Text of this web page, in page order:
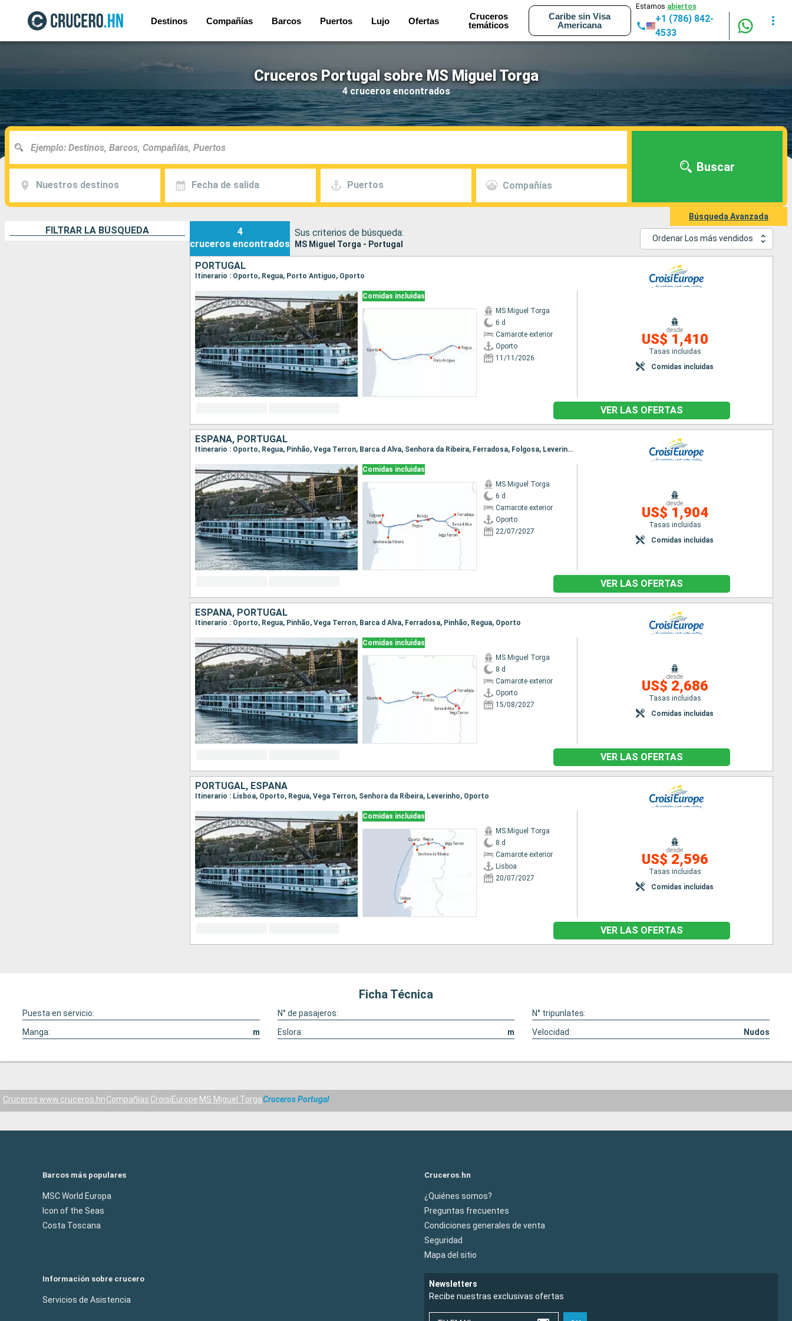
Destinos Compañías Barcos Puertos Lujo Ofertas
Cruceros
temáticos
Caribe sin Visa
Americana
Estamos abiertos
+1 (786) 842-
4533
Cruceros Portugal sobre MS Miguel Torga
4 cruceros encontrados
Nuestros destinos Fecha de salida Puertos Compañías
Buscar
Búsqueda Avanzada
FILTRAR LA BÚSQUEDA
4
cruceros encontrados
Sus criterios de búsqueda:
MS Miguel Torga - Portugal
Ordenar Los más vendidos
PORTUGAL
Itinerario : Oporto, Regua, Porto Antiguo, Oporto
Comidas incluidas
MS Miguel Torga
6 d
Camarote exterior
Oporto
11/11/2026
desde
US$ 1,410
Tasas incluidas
Comidas incluidas
VER LAS OFERTAS
ESPAÑA, PORTUGAL
Itinerario : Oporto, Regua, Pinhão, Vega Terron, Barca d Alva, Senhora da Ribeira, Ferradosa, Folgosa, Leverinho, Oporto
Comidas incluidas
MS Miguel Torga
6 d
Camarote exterior
Oporto
22/07/2027
desde
US$ 1,904
Tasas incluidas
Comidas incluidas
VER LAS OFERTAS
ESPAÑA, PORTUGAL
Itinerario : Oporto, Regua, Pinhão, Vega Terron, Barca d Alva, Ferradosa, Pinhão, Regua, Oporto
Comidas incluidas
MS Miguel Torga
8 d
Camarote exterior
Oporto
15/08/2027
desde
US$ 2,686
Tasas incluidas
Comidas incluidas
VER LAS OFERTAS
PORTUGAL, ESPAÑA
Itinerario : Lisboa, Oporto, Regua, Vega Terron, Senhora da Ribeira, Leverinho, Oporto
Comidas incluidas
MS Miguel Torga
8 d
Camarote exterior
Lisboa
20/07/2027
desde
US$ 2,596
Tasas incluidas
Comidas incluidas
VER LAS OFERTAS
Ficha Técnica
Puesta en servicio: N° de pasajeros:
N° tripunlates:
Manga:
m Eslora: m Velocidad: Nudos
Cruceros www.cruceros.hnCompañías CroisiEurope MS Miguel TorgaCruceros Portugal
Barcos más populares
MSC World Europa
Icon of the Seas
Costa Toscana
Cruceros.hn
¿Quiénes somos?
Preguntas frecuentes
Condiciones generales de venta
Seguridad
Mapa del sitio
Información sobre crucero
Servicios de Asistencia
Newsletters
Recibe nuestras exclusivas ofertas